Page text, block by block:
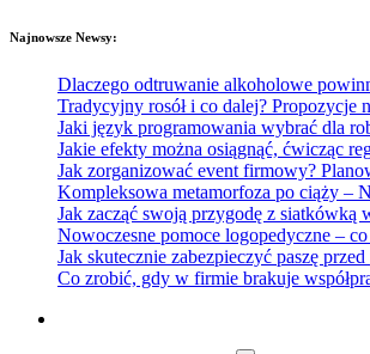
Najnowsze Newsy:
Dlaczego odtruwanie alkoholowe
Tradycyjny rosół i co dalej? Propozycje
Jaki język programowania wybrać dla
Jakie efekty można osiągnąć, ćwicząc
Jak zorganizować event firmowy?
Kompleksowa metamorfoza po ciąży –
Jak zacząć swoją przygodę z siatkówką
Nowoczesne pomoce logopedyczne –
Jak skutecznie zabezpieczyć paszę
Co zrobić, gdy w firmie brakuje